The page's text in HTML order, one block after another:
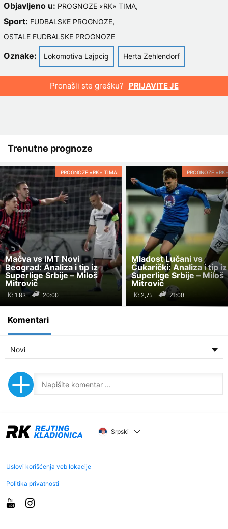
Objavljeno u: PROGNOZE «RK» TIMA,
Sport: FUDBALSKE PROGNOZE,
OSTALE FUDBALSKE PROGNOZE
Oznake: Lokomotiva Lajpcig Herta Zehlendorf
Pronašli ste grešku? PRIJAVITE JE
Trenutne prognoze
PROGNOZE «RK» TIMA
Mačva vs IMT Novi
Beograd: Analiza i tip iz
Superlige Srbije – Miloš
Mitrović
K: 20:00
PROGNOZE
Mladost Lučani vs
Čukarički: Analiza i tip iz
Superlige Srbije – Miloš
Mitrović
K: 21:00
Komentari
Novi
Srpski
Uslovi korišćenja veb lokacije
Politika privatnosti